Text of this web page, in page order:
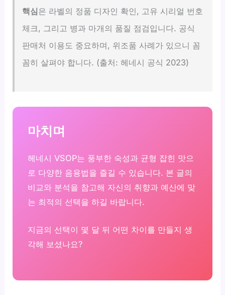
핵심은 라벨의 정품 디자인 확인, 고유 시리얼 번호
체크, 그리고 병과 마개의 품질 점검입니다. 공식
판매처 이용도 중요하며, 위조품 사례가 있으니 꼼
꼼히 살펴야 합니다. (출처: 헤네시 공식 2023)
마치며
헤네시 VSOP는 풍부한 숙성과 균형 잡힌 맛으
로 다양한 음용법을 즐길 수 있습니다. 본 글의
비교와 분석을 참고해 자신의 취향과 예산에 맞
는 최적의 선택을 하길 바랍니다.
지금의 선택이 몇 달 뒤 어떤 차이를 만들지 생
각해 보셨나요?